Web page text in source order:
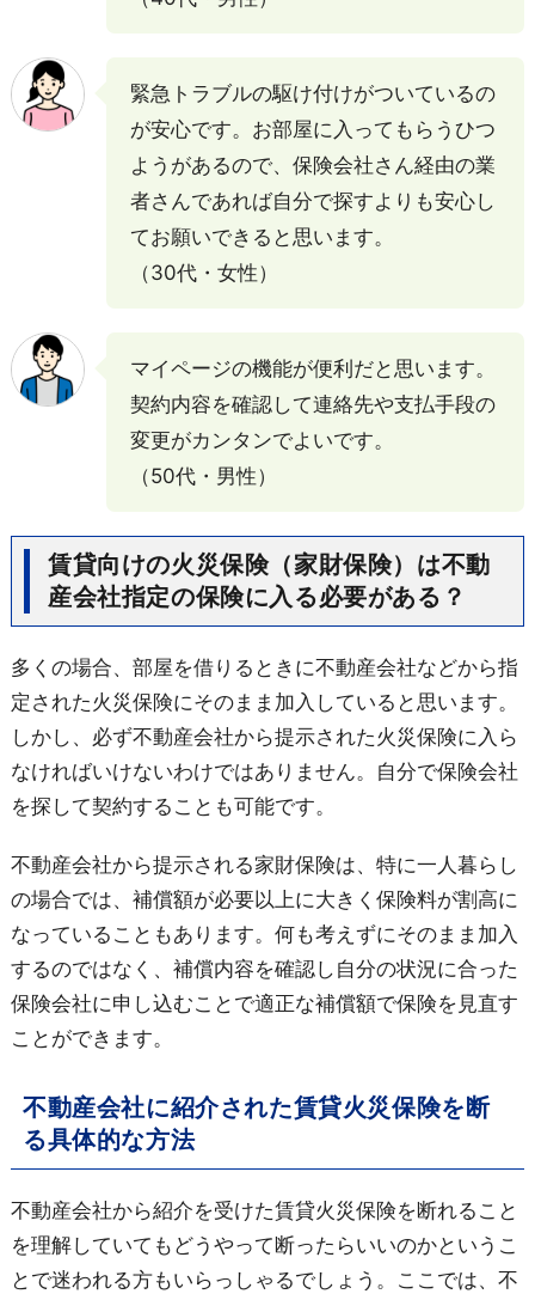
緊急トラブルの駆け付けがついているの
が安心です。お部屋に入ってもらうひつ
ようがあるので、保険会社さん経由の業
者さんであれば自分で探すよりも安心し
てお願いできると思います。
（30代・女性）
マイページの機能が便利だと思います。
契約内容を確認して連絡先や支払手段の
変更がカンタンでよいです。
（50代・男性）
賃貸向けの火災保険（家財保険）は不動
産会社指定の保険に入る必要がある？
多くの場合、部屋を借りるときに不動産会社などから指
定された火災保険にそのまま加入していると思います。
しかし、必ず不動産会社から提示された火災保険に入ら
なければいけないわけではありません。自分で保険会社
を探して契約することも可能です。
不動産会社から提示される家財保険は、特に一人暮らし
の場合では、補償額が必要以上に大きく保険料が割高に
なっていることもあります。何も考えずにそのまま加入
するのではなく、補償内容を確認し自分の状況に合った
保険会社に申し込むことで適正な補償額で保険を見直す
ことができます。
不動産会社に紹介された賃貸火災保険を断
る具体的な方法
不動産会社から紹介を受けた賃貸火災保険を断れること
を理解していてもどうやって断ったらいいのかというこ
とで迷われる方もいらっしゃるでしょう。ここでは、不